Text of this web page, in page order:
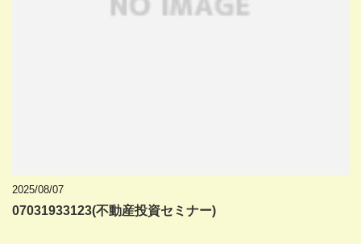
2025/08/07
07031933123(不動産投資セミナー)